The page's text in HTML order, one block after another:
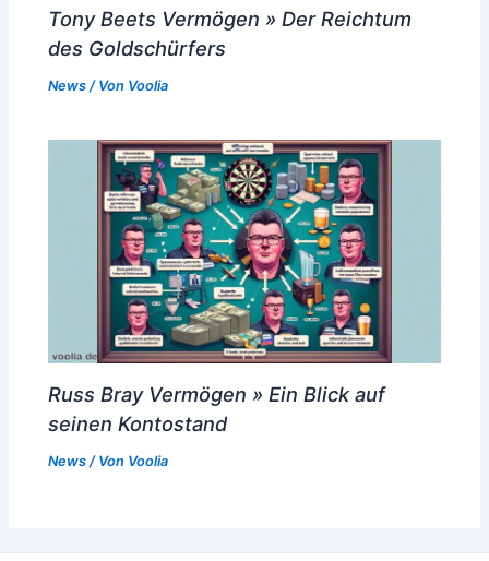
Tony Beets Vermögen » Der Reichtum
des Goldschürfers
News / Von Voolia
Russ Bray Vermögen » Ein Blick auf
seinen Kontostand
News / Von Voolia